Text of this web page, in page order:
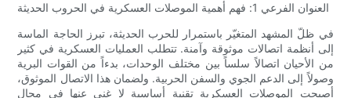
العنوان الفرعي 1: فهم أهمية الموصلات العسكرية في الحروب الحديثة
في ظلّ المشهد المتغيّر باستمرار للحرب الحديثة، تبرز الحاجة الماسة
إلى أنظمة اتصالات موثوقة وآمنة. تتطلب العمليات العسكرية في كثير
من الأحيان اتصالاً سلساً بين مختلف الوحدات، بدءاً من القوات البرية
وصولاً إلى الدعم الجوي والسفن الحربية. ولضمان هذا الاتصال الموثوق،
أصبحت الموصلات العسكرية تقنية أساسية لا غنى عنها في مجال